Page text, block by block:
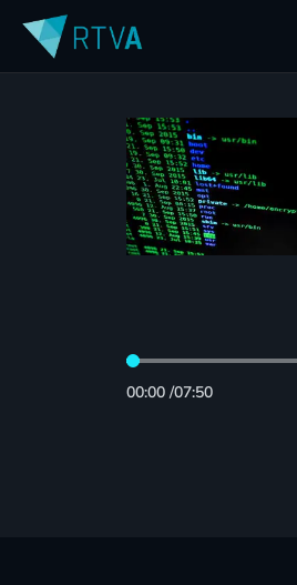
00:00/07:50